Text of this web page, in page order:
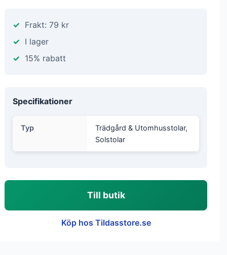
Frakt: 79 kr
I lager
15% rabatt
Specifikationer
Typ
Trädgård & Utomhusstolar,
Solstolar
Till butik
Köp hos Tildasstore.se